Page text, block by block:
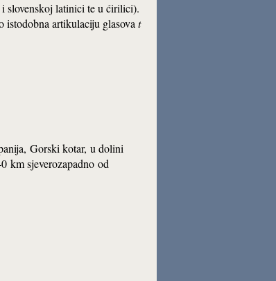
slovenskoj latinici te u ćirilici).
istodobna artikulaciju glasova t
Gorski kotar, u dolini
km sjeverozapadno od